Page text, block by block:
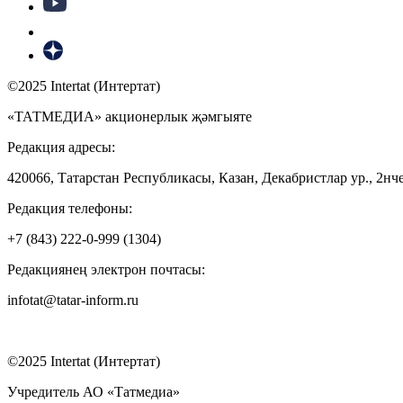
©2025 Intertat (Интертат)
«ТАТМЕДИА» акционерлык җәмгыяте
Редакция адресы:
420066, Татарстан Республикасы, Казан, Декабристлар ур.,
Редакция телефоны:
+7 (843) 222-0-999 (1304)
Редакциянең электрон почтасы:
infotat@tatar-inform.ru
©2025 Intertat (Интертат)
Учредитель АО «Татмедиа»